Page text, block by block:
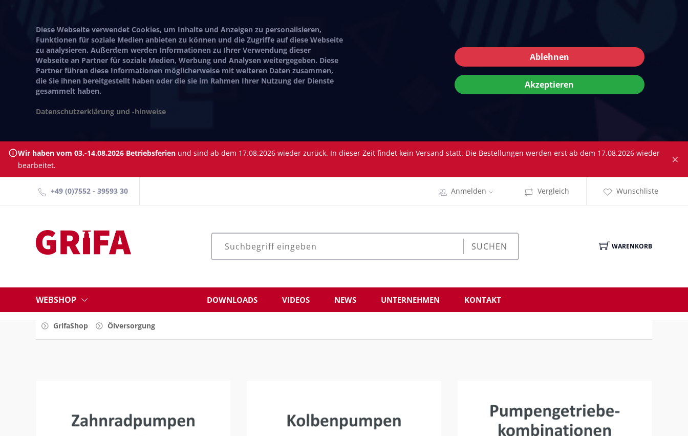
Diese Webseite verwendet Cookies, um Inhalte und Anzeigen zu personalisieren,
Funktionen für soziale Medien anbieten zu können und die Zugriffe auf diese Webseite
zu analysieren. Außerdem werden Informationen zu Ihrer Verwendung dieser
Webseite an Partner für soziale Medien, Werbung und Analysen weitergegeben. Diese
Partner führen diese Informationen möglicherweise mit weiteren Daten zusammen,
die Sie ihnen bereitgestellt haben oder die sie im Rahmen Ihrer Nutzung der Dienste
gesammelt haben.
Datenschutzerklärung und -hinweise
Ablehnen
Akzeptieren
Wir haben vom 03.-14.08.2026 Betriebsferien und sind ab dem 17.08.2026 wieder zurück. In dieser Zeit findet kein Versand statt. Die Bestellungen werden erst ab dem 17.08.2026 wieder
bearbeitet.
×
+49 (0)7552 - 39593 30 Anmelden Vergleich Wunschliste
SUCHEN WARENKORB
WEBSHOP DOWNLOADS VIDEOS NEWS UNTERNEHMEN KONTAKT
GrifaShop Ölversorgung